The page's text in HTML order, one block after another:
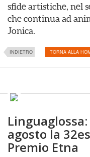
sfide artistiche, nel
che continua ad
Jonica.
INDIETRO TORNA ALLA
agosto la
Premio Etna